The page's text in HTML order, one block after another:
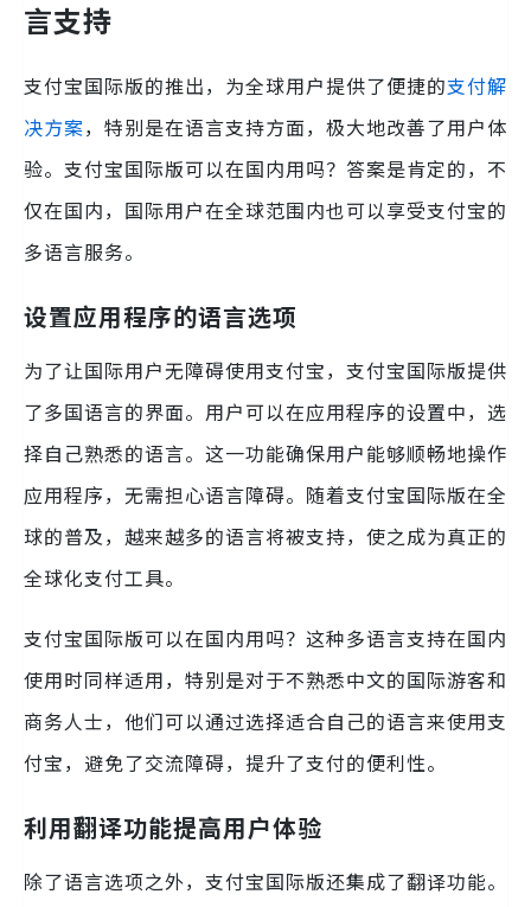
言支持
支付宝国际版的推出，为全球用户提供了便捷的支付解
决方案，特别是在语言支持方面，极大地改善了用户体
验。支付宝国际版可以在国内用吗？答案是肯定的，不
仅在国内，国际用户在全球范围内也可以享受支付宝的
多语言服务。
设置应用程序的语言选项
为了让国际用户无障碍使用支付宝，支付宝国际版提供
了多国语言的界面。用户可以在应用程序的设置中，选
择自己熟悉的语言。这一功能确保用户能够顺畅地操作
应用程序，无需担心语言障碍。随着支付宝国际版在全
球的普及，越来越多的语言将被支持，使之成为真正的
全球化支付工具。
支付宝国际版可以在国内用吗？这种多语言支持在国内
使用时同样适用，特别是对于不熟悉中文的国际游客和
商务人士，他们可以通过选择适合自己的语言来使用支
付宝，避免了交流障碍，提升了支付的便利性。
利用翻译功能提高用户体验
除了语言选项之外，支付宝国际版还集成了翻译功能。